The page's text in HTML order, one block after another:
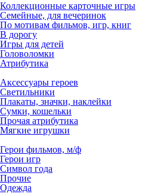
Коллекционные карточные игры
Семейные, для вечеринок
По мотивам фильмов, игр, книг
В дорогу
Игры для детей
Головоломки
Атрибутика
Аксессуары героев
Светильники
Плакаты, значки, наклейки
Сумки, кошельки
Прочая атрибутика
Мягкие игрушки
Герои фильмов, м/ф
Герои игр
Символ года
Прочие
Одежда